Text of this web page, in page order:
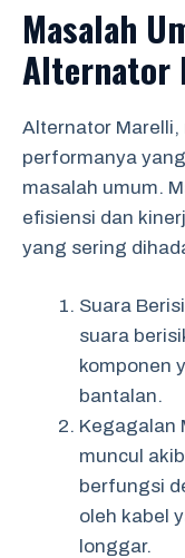
Masalah
Alternator
Alternator Marelli,
performanya
masalah umum.
efisiensi dan
yang sering
Suara
suara
komponen
bantalan.
Kegagalan
muncul
berfungsi
oleh kabel
longgar.